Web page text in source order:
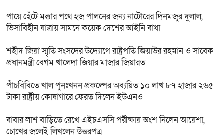
পায়ে হেঁটে মক্কার পথে হজ পালনের জন্য নাটোরের দিনমজুর দুলাল,
ভিসাবিহীন যাত্রায় সামনে কয়েক দেশের আইনি বাধা
শহীদ জিয়া স্মৃতি সংসদের উদ্যোগে রাষ্ট্রপতি জিয়াউর রহমান ও সাবেক
প্রধানমন্ত্রী বেগম খালেদা জিয়ার মাজার জিয়ারত
পাঁচবিবিতে খাল পুনঃখনন প্রকল্পের অব্যয়িত ১০ লাখ ৮৭ হাজার ২৬৫
টাকা রাষ্ট্রীয় কোষাগারে ফেরত দিলেন ইউএনও
বাবার লাশ বাড়িতে রেখে এইচএসসি পরীক্ষায় অংশ নিলেন আয়েশা,
চোখের জলেই লিখলেন উত্তরপত্র